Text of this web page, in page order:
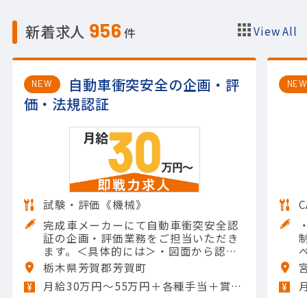
新着求人 956 件 View All
NEW
自動車衝突安全の企画・評
価・法規認証
試験・評価《機械》
完成車メーカーにて自動車衝突安全認
証の企画・評価業務をご担当いただき
ます。＜具体的には＞・図面から認証
対象仕様を抽出・衝突安全法規の要求
事項確認・認定試験対象車種の選定・
認証試験計画書の作成推進・評…
栃木県芳賀郡芳賀町
月給30万円～55万円＋各種手当＋賞与年2回
NEW